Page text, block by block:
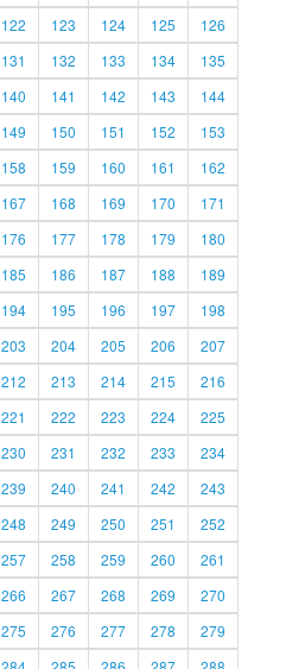
122 123 124 125
126
131 132 133 134
135
140 141 142 143
144
149 150 151 152
153
158 159 160 161
162
167 168 169 170
171
176 177 178 179
180
185 186 187 188
189
194 195 196 197
198
203 204 205 206
207
212 213 214 215
216
221 222 223 224
225
230 231 232 233
234
239 240 241 242
243
248 249 250 251
252
257 258 259 260
261
266 267 268 269
270
275 276 277 278
279